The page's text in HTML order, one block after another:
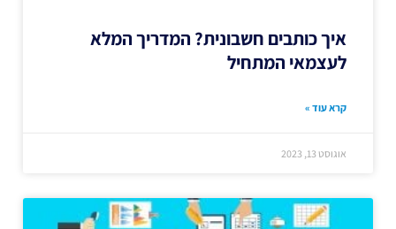
איך כותבים חשבונית? המדריך המלא
לעצמאי המתחיל
קרא עוד »
אוגוסט 13, 2023